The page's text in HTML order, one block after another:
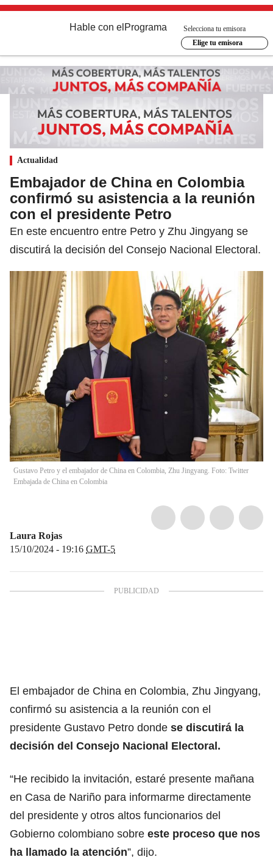
Hable con el Programa
Selecciona tu emisora
Elige tu emisora
Actualidad
Embajador de China en Colombia
confirmó su asistencia a la reunión
con el presidente Petro
En este encuentro entre Petro y Zhu Jingyang se
discutirá la decisión del Consejo Nacional Electoral.
Gustavo Petro y el embajador de China en Colombia, Zhu Jingyang. Foto: Twitter
Embajada de China en Colombia
Laura Rojas
15/10/2024 - 19:16 GMT-5
El embajador de China en Colombia, Zhu Jingyang,
confirmó su asistencia a la reunión con el
presidente Gustavo Petro donde se discutirá la
decisión del Consejo Nacional Electoral.
“He recibido la invitación, estaré presente mañana
en Casa de Nariño para informarme directamente
del presidente y otros altos funcionarios del
Gobierno colombiano sobre este proceso que nos
ha llamado la atención”, dijo.